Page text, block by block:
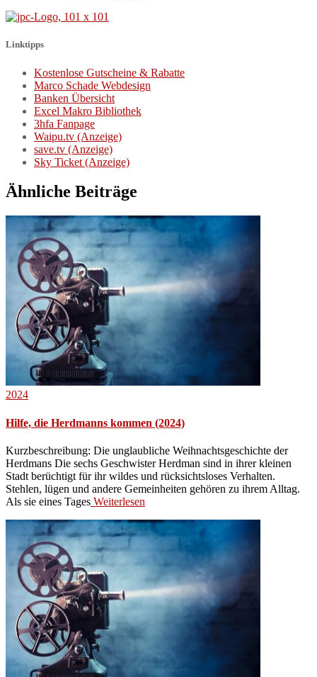
Linktipps
Kostenlose Gutscheine & Rabatte
Marco Schade Webdesign
Banken Übersicht
Excel Makro Bibliothek
3hfa Fanpage
Waipu.tv (Anzeige)
save.tv (Anzeige)
Sky Ticket (Anzeige)
Ähnliche Beiträge
2024
Hilfe, die Herdmanns kommen (2024)
Kurzbeschreibung: Die unglaubliche Weihnachtsgeschichte der
Herdmans Die sechs Geschwister Herdman sind in ihrer kleinen
Stadt berüchtigt für ihr wildes und rücksichtsloses Verhalten.
Stehlen, lügen und andere Gemeinheiten gehören zu ihrem Alltag.
Als sie eines Tages Weiterlesen